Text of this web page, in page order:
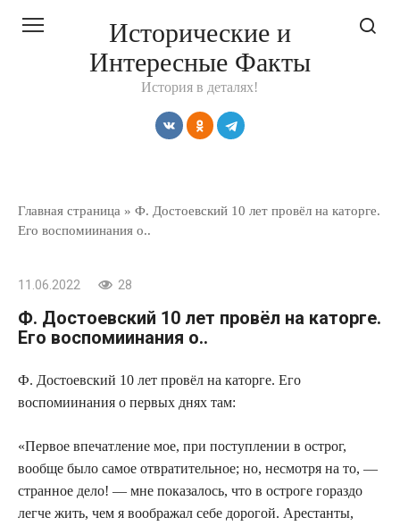
Исторические и
Интересные Факты
История в деталях!
Главная страница » Ф. Достоевский 10 лет провёл на каторге.
Его воспомиинания о..
11.06.2022 28
Ф. Достоевский 10 лет провёл на каторге.
Его воспомиинания о..
Ф. Достоевский 10 лет провёл на каторге. Его
воспомиинания о первых днях там:
«Первое впечатление мое, при поступлении в острог,
вообще было самое отвратительное; но, несмотря на то, —
странное дело! — мне показалось, что в остроге гораздо
легче жить, чем я воображал себе дорогой. Арестанты,